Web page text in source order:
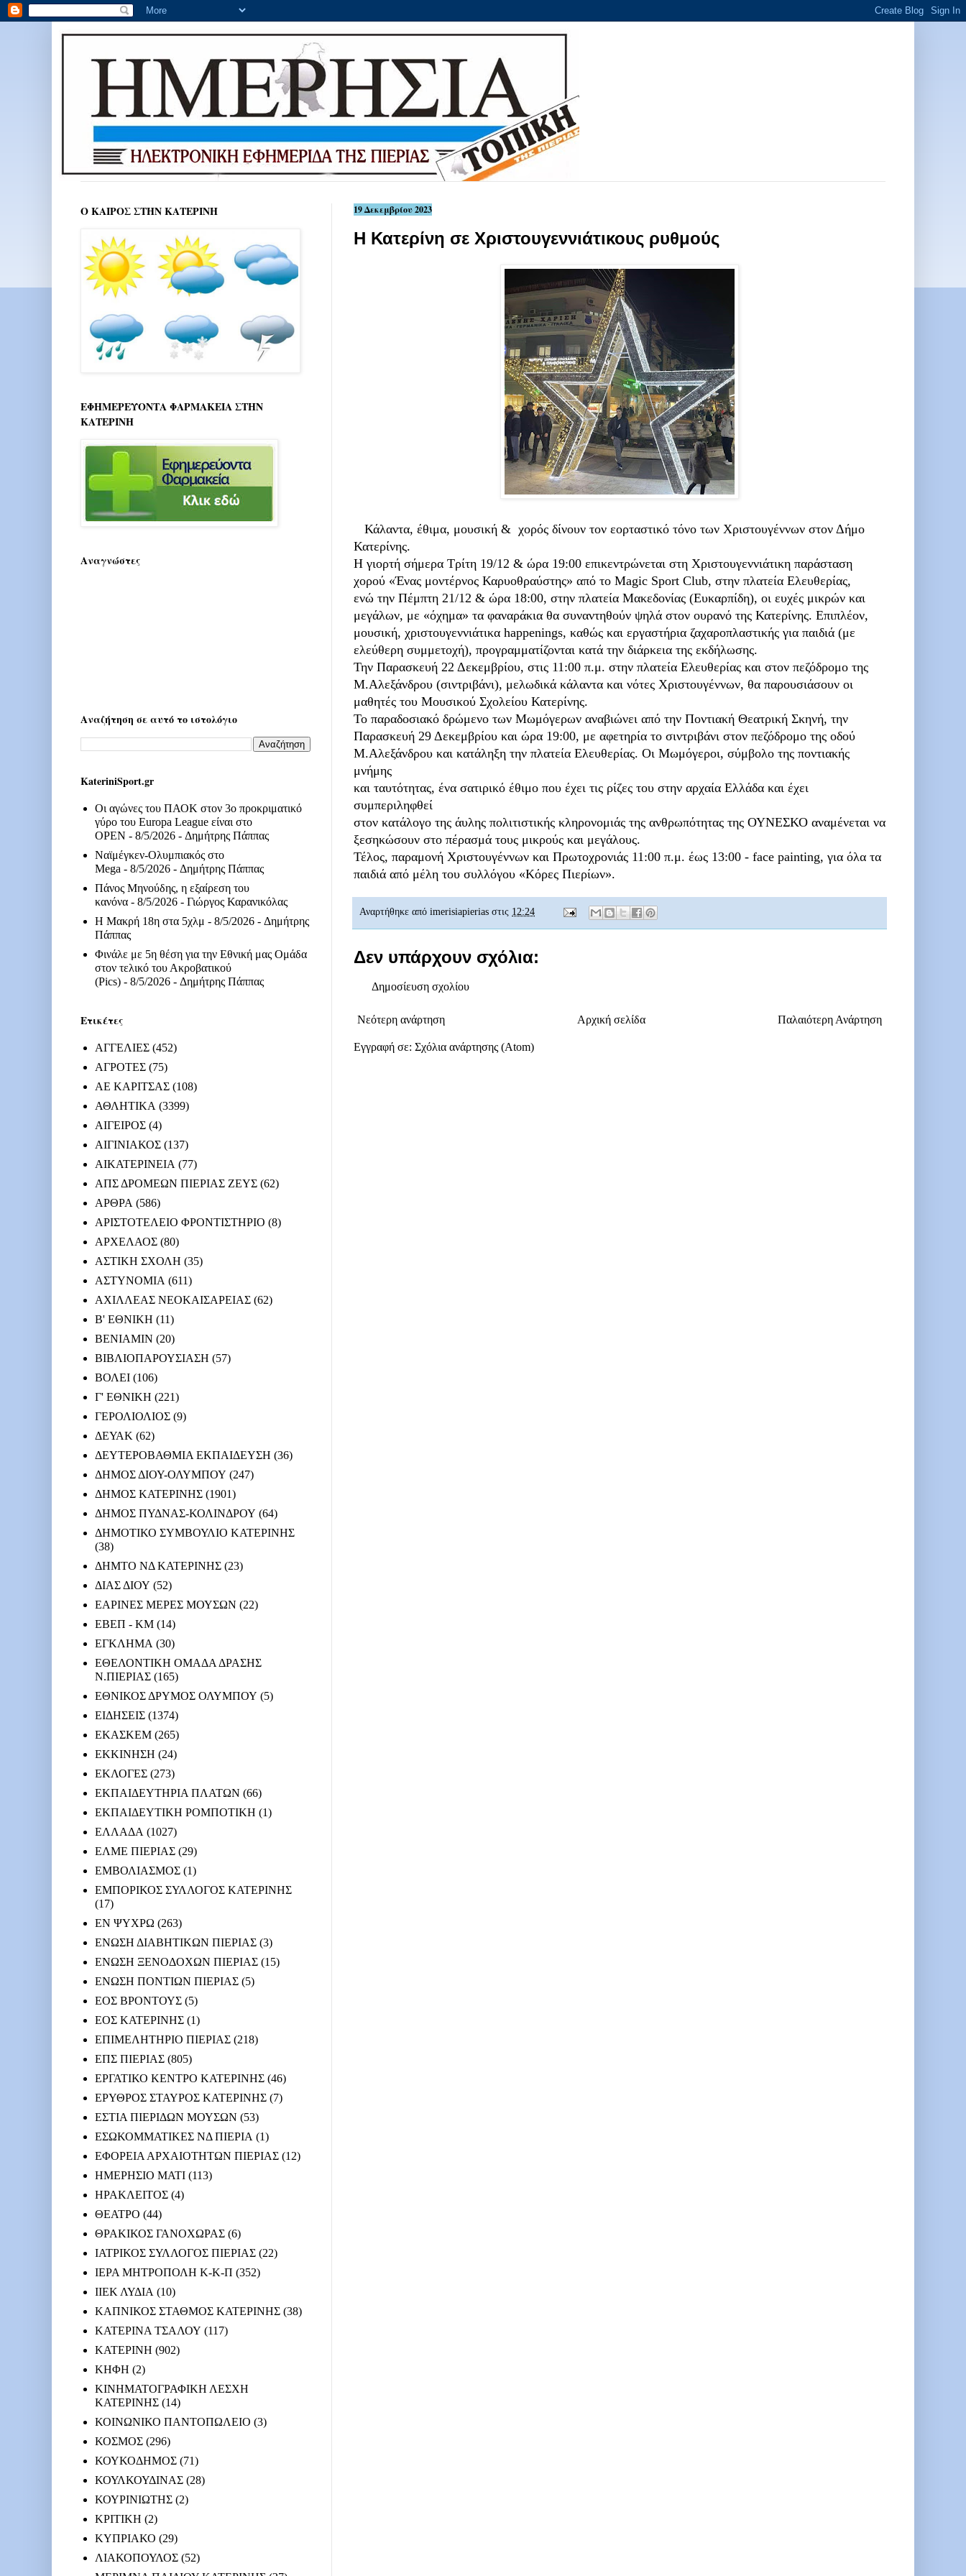
19 Δεκεμβρίου 2023
Η Κατερίνη σε Χριστουγεννιάτικους ρυθμούς
Κάλαντα, έθιμα, μουσική & χορός δίνουν τον εορταστικό τόνο των Χριστουγέννων στον Δήμο
Κατερίνης.
Η γιορτή σήμερα Τρίτη 19/12 & ώρα 19:00 επικεντρώνεται στη Χριστουγεννιάτικη παράσταση
χορού «Ένας μοντέρνος Καρυοθραύστης» από το Magic Sport Club, στην πλατεία Ελευθερίας,
ενώ την Πέμπτη 21/12 & ώρα 18:00, στην πλατεία Μακεδονίας (Ευκαρπίδη), οι ευχές μικρών και
μεγάλων, με «όχημα» τα φαναράκια θα συναντηθούν ψηλά στον ουρανό της Κατερίνης. Επιπλέον,
μουσική, χριστουγεννιάτικα happenings, καθώς και εργαστήρια ζαχαροπλαστικής για παιδιά (με
ελεύθερη συμμετοχή), προγραμματίζονται κατά την διάρκεια της εκδήλωσης.
Την Παρασκευή 22 Δεκεμβρίου, στις 11:00 π.μ. στην πλατεία Ελευθερίας και στον πεζόδρομο της
Μ.Αλεξάνδρου (σιντριβάνι), μελωδικά κάλαντα και νότες Χριστουγέννων, θα παρουσιάσουν οι
μαθητές του Μουσικού Σχολείου Κατερίνης.
Το παραδοσιακό δρώμενο των Μωμόγερων αναβιώνει από την Ποντιακή Θεατρική Σκηνή, την
Παρασκευή 29 Δεκεμβρίου και ώρα 19:00, με αφετηρία το σιντριβάνι στον πεζόδρομο της οδού
Μ.Αλεξάνδρου και κατάληξη την πλατεία Ελευθερίας. Οι Μωμόγεροι, σύμβολο της ποντιακής
μνήμης
και ταυτότητας, ένα σατιρικό έθιμο που έχει τις ρίζες του στην αρχαία Ελλάδα και έχει
συμπεριληφθεί
στον κατάλογο της άυλης πολιτιστικής κληρονομιάς της ανθρωπότητας της ΟΥΝΕΣΚΟ αναμένεται να
ξεσηκώσουν στο πέρασμά τους μικρούς και μεγάλους.
Τέλος, παραμονή Χριστουγέννων και Πρωτοχρονιάς 11:00 π.μ. έως 13:00 - face painting, για όλα τα
παιδιά από μέλη του συλλόγου «Κόρες Πιερίων».
Αναρτήθηκε από imerisiapierias στις 12:24
Δεν υπάρχουν σχόλια:
Δημοσίευση σχολίου
Νεότερη ανάρτηση Παλαιότερη Ανάρτηση
Αρχική σελίδα
Εγγραφή σε: Σχόλια ανάρτησης (Atom)
Ο ΚΑΙΡΟΣ ΣΤΗΝ ΚΑΤΕΡΙΝΗ
ΕΦΗΜΕΡΕΥΟΝΤΑ ΦΑΡΜΑΚΕΙΑ ΣΤΗΝ
ΚΑΤΕΡΙΝΗ
Αναγνώστες
Αναζήτηση σε αυτό το ιστολόγιο
KateriniSport.gr
Οι αγώνες του ΠΑΟΚ στον 3ο προκριματικό
γύρο του Europa League είναι στο
OPEN - 8/5/2026 - Δημήτρης Πάππας
Ναϊμέγκεν-Ολυμπιακός στο
Mega - 8/5/2026 - Δημήτρης Πάππας
Πάνος Μηνούδης, η εξαίρεση του
κανόνα - 8/5/2026 - Γιώργος Καρανικόλας
Η Μακρή 18η στα 5χλμ - 8/5/2026 - Δημήτρης
Πάππας
Φινάλε με 5η θέση για την Εθνική μας Ομάδα
στον τελικό του Ακροβατικού
(Pics) - 8/5/2026 - Δημήτρης Πάππας
Ετικέτες
ΑΓΓΕΛΙΕΣ (452)
ΑΓΡΟΤΕΣ (75)
ΑΕ ΚΑΡΙΤΣΑΣ (108)
ΑΘΛΗΤΙΚΑ (3399)
ΑΙΓΕΙΡΟΣ (4)
ΑΙΓΙΝΙΑΚΟΣ (137)
ΑΙΚΑΤΕΡΙΝΕΙΑ (77)
ΑΠΣ ΔΡΟΜΕΩΝ ΠΙΕΡΙΑΣ ΖΕΥΣ (62)
ΑΡΘΡΑ (586)
ΑΡΙΣΤΟΤΕΛΕΙΟ ΦΡΟΝΤΙΣΤΗΡΙΟ (8)
ΑΡΧΕΛΑΟΣ (80)
ΑΣΤΙΚΗ ΣΧΟΛΗ (35)
ΑΣΤΥΝΟΜΙΑ (611)
ΑΧΙΛΛΕΑΣ ΝΕΟΚΑΙΣΑΡΕΙΑΣ (62)
Β' ΕΘΝΙΚΗ (11)
ΒΕΝΙΑΜΙΝ (20)
ΒΙΒΛΙΟΠΑΡΟΥΣΙΑΣΗ (57)
ΒΟΛΕΙ (106)
Γ' ΕΘΝΙΚΗ (221)
ΓΕΡΟΛΙΟΛΙΟΣ (9)
ΔΕΥΑΚ (62)
ΔΕΥΤΕΡΟΒΑΘΜΙΑ ΕΚΠΑΙΔΕΥΣΗ (36)
ΔΗΜΟΣ ΔΙΟΥ-ΟΛΥΜΠΟΥ (247)
ΔΗΜΟΣ ΚΑΤΕΡΙΝΗΣ (1901)
ΔΗΜΟΣ ΠΥΔΝΑΣ-ΚΟΛΙΝΔΡΟΥ (64)
ΔΗΜΟΤΙΚΟ ΣΥΜΒΟΥΛΙΟ ΚΑΤΕΡΙΝΗΣ
(38)
ΔΗΜΤΟ ΝΔ ΚΑΤΕΡΙΝΗΣ (23)
ΔΙΑΣ ΔΙΟΥ (52)
ΕΑΡΙΝΕΣ ΜΕΡΕΣ ΜΟΥΣΩΝ (22)
ΕΒΕΠ - ΚΜ (14)
ΕΓΚΛΗΜΑ (30)
ΕΘΕΛΟΝΤΙΚΗ ΟΜΑΔΑ ΔΡΑΣΗΣ
Ν.ΠΙΕΡΙΑΣ (165)
ΕΘΝΙΚΟΣ ΔΡΥΜΟΣ ΟΛΥΜΠΟΥ (5)
ΕΙΔΗΣΕΙΣ (1374)
ΕΚΑΣΚΕΜ (265)
ΕΚΚΙΝΗΣΗ (24)
ΕΚΛΟΓΕΣ (273)
ΕΚΠΑΙΔΕΥΤΗΡΙΑ ΠΛΑΤΩΝ (66)
ΕΚΠΑΙΔΕΥΤΙΚΗ ΡΟΜΠΟΤΙΚΗ (1)
ΕΛΛΑΔΑ (1027)
ΕΛΜΕ ΠΙΕΡΙΑΣ (29)
ΕΜΒΟΛΙΑΣΜΟΣ (1)
ΕΜΠΟΡΙΚΟΣ ΣΥΛΛΟΓΟΣ ΚΑΤΕΡΙΝΗΣ
(17)
ΕΝ ΨΥΧΡΩ (263)
ΕΝΩΣΗ ΔΙΑΒΗΤΙΚΩΝ ΠΙΕΡΙΑΣ (3)
ΕΝΩΣΗ ΞΕΝΟΔΟΧΩΝ ΠΙΕΡΙΑΣ (15)
ΕΝΩΣΗ ΠΟΝΤΙΩΝ ΠΙΕΡΙΑΣ (5)
ΕΟΣ ΒΡΟΝΤΟΥΣ (5)
ΕΟΣ ΚΑΤΕΡΙΝΗΣ (1)
ΕΠΙΜΕΛΗΤΗΡΙΟ ΠΙΕΡΙΑΣ (218)
ΕΠΣ ΠΙΕΡΙΑΣ (805)
ΕΡΓΑΤΙΚΟ ΚΕΝΤΡΟ ΚΑΤΕΡΙΝΗΣ (46)
ΕΡΥΘΡΟΣ ΣΤΑΥΡΟΣ ΚΑΤΕΡΙΝΗΣ (7)
ΕΣΤΙΑ ΠΙΕΡΙΔΩΝ ΜΟΥΣΩΝ (53)
ΕΣΩΚΟΜΜΑΤΙΚΕΣ ΝΔ ΠΙΕΡΙΑ (1)
ΕΦΟΡΕΙΑ ΑΡΧΑΙΟΤΗΤΩΝ ΠΙΕΡΙΑΣ (12)
ΗΜΕΡΗΣΙΟ ΜΑΤΙ (113)
ΗΡΑΚΛΕΙΤΟΣ (4)
ΘΕΑΤΡΟ (44)
ΘΡΑΚΙΚΟΣ ΓΑΝΟΧΩΡΑΣ (6)
ΙΑΤΡΙΚΟΣ ΣΥΛΛΟΓΟΣ ΠΙΕΡΙΑΣ (22)
ΙΕΡΑ ΜΗΤΡΟΠΟΛΗ Κ-Κ-Π (352)
ΙΙΕΚ ΛΥΔΙΑ (10)
ΚΑΠΝΙΚΟΣ ΣΤΑΘΜΟΣ ΚΑΤΕΡΙΝΗΣ (38)
ΚΑΤΕΡΙΝΑ ΤΣΑΛΟΥ (117)
ΚΑΤΕΡΙΝΗ (902)
ΚΗΦΗ (2)
ΚΙΝΗΜΑΤΟΓΡΑΦΙΚΗ ΛΕΣΧΗ
ΚΑΤΕΡΙΝΗΣ (14)
ΚΟΙΝΩΝΙΚΟ ΠΑΝΤΟΠΩΛΕΙΟ (3)
ΚΟΣΜΟΣ (296)
ΚΟΥΚΟΔΗΜΟΣ (71)
ΚΟΥΛΚΟΥΔΙΝΑΣ (28)
ΚΟΥΡΙΝΙΩΤΗΣ (2)
ΚΡΙΤΙΚΗ (2)
ΚΥΠΡΙΑΚΟ (29)
ΛΙΑΚΟΠΟΥΛΟΣ (52)